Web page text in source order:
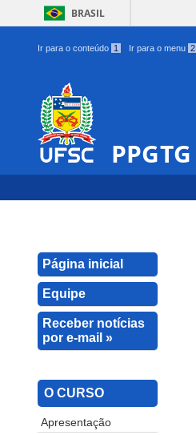
BRASIL
Ir para o conteúdo 1 Ir para o menu 2
PPGTG
Página inicial
Equipe
Receber notícias
por e-mail »
O CURSO
Apresentação